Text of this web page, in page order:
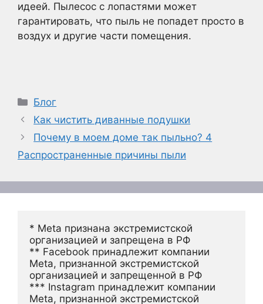
идеей. Пылесос с лопастями может
гарантировать, что пыль не попадет просто в
воздух и другие части помещения.
Рубрики
Блог
Как чистить диванные подушки
Почему в моем доме так пыльно? 4
Распространенные причины пыли
* Meta признана экстремистской
организацией и запрещена в РФ
** Facebook принадлежит компании
Meta, признанной экстремистской
организацией и запрещенной в РФ
*** Instagram принадлежит компании
Meta, признанной экстремистской